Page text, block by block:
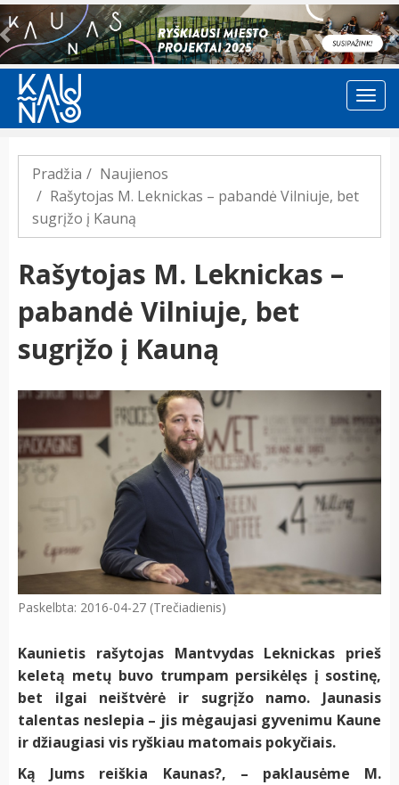
Previous
Pradžia
Naujienos
Rašytojas M. Leknickas – pabandė Vilniuje, bet
sugrįžo į Kauną
Rašytojas M. Leknickas –
pabandė Vilniuje, bet
sugrįžo į Kauną
Paskelbta: 2016-04-27 (Trečiadienis)
Kaunietis rašytojas Mantvydas Leknickas prieš
keletą metų buvo trumpam persikėlęs į sostinę,
bet ilgai neištvėrė ir sugrįžo namo. Jaunasis
talentas neslepia – jis mėgaujasi gyvenimu Kaune
ir džiaugiasi vis ryškiau matomais pokyčiais.
Ką Jums reiškia Kaunas?, – paklausėme M.